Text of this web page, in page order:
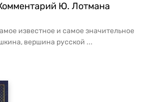
Ю. Лотмана
известное и самое значительное
вершина русской ...